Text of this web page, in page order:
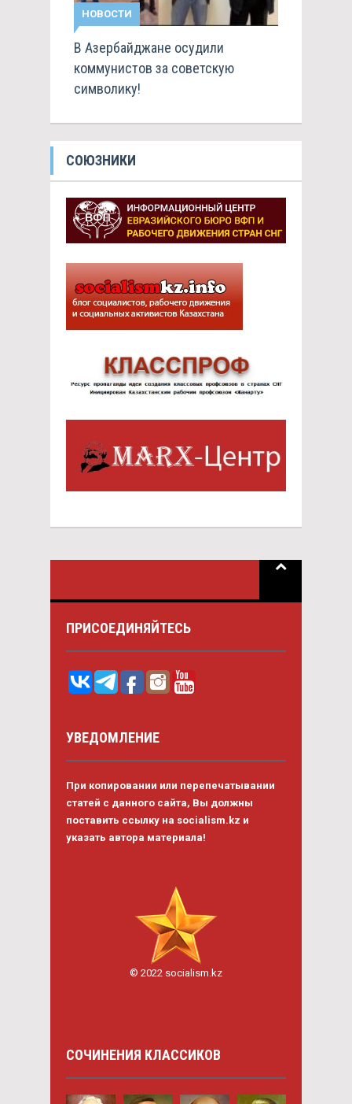
НОВОСТИ
В Азербайджане осудили
коммунистов за советскую
символику!
СОЮЗНИКИ
ПРИСОЕДИНЯЙТЕСЬ
УВЕДОМЛЕНИЕ
При копировании или перепечатывании
статей с данного сайта, Вы должны
поставить ссылку на socialism.kz и
указать автора материала!
© 2022 socialism.kz
СОЧИНЕНИЯ КЛАССИКОВ